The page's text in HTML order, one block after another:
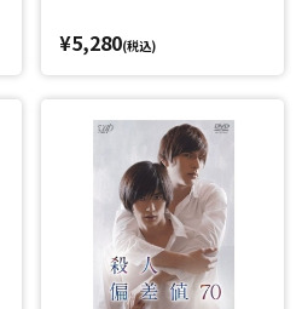
¥5,280(税込)